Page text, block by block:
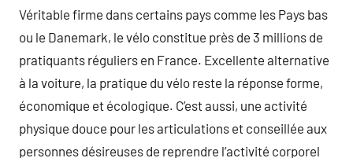
Véritable firme dans certains pays comme les Pays bas
ou le Danemark, le vélo constitue près de 3 millions de
pratiquants réguliers en France. Excellente alternative
à la voiture, la pratique du vélo reste la réponse forme,
économique et écologique. C’est aussi, une activité
physique douce pour les articulations et conseillée aux
personnes désireuses de reprendre l’activité corporel